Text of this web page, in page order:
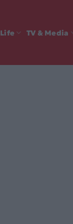
Life TV & Media